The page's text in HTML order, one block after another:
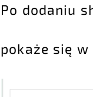
Po dodaniu
pokaże się